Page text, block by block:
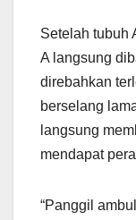
Setelah tubuh
A langsung
direbahkan
berselang
langsung
mendapat
“Panggil